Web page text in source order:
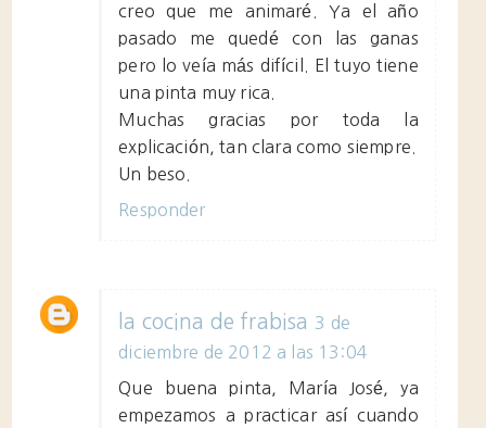
creo que me animaré. Ya el año
pasado me quedé con las ganas
pero lo veía más difícil. El tuyo tiene
una pinta muy rica.
Muchas gracias por toda la
explicación, tan clara como siempre.
Un beso.
Responder
la cocina de frabisa 3 de
diciembre de 2012 a las 13:04
Que buena pinta, María José, ya
empezamos a practicar así cuando